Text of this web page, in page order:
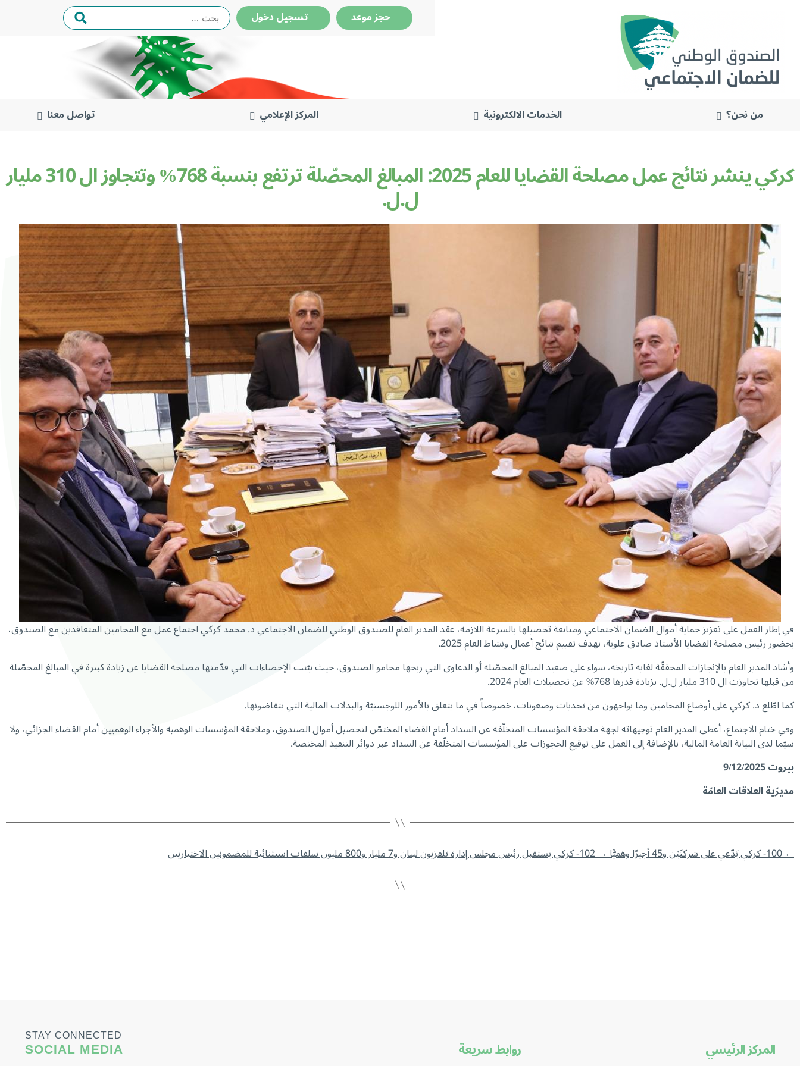
حجز موعد تسجيل دخول البحث
عن:
من نحن؟ الخدمات الالكترونية المركز الإعلامي
تواصل معنا
كركي ينشر نتائج عمل مصلحة القضايا للعام 2025: المبالغ المحصّلة ترتفع بنسبة 768% وتتجاوز ال 310 مليار
ل.ل.
في إطار العمل على تعزيز حماية أموال الضمان الاجتماعي ومتابعةتحصيلها بالسرعة اللازمة، عقد المدير العام للصندوق الوطني للضمان الاجتماعي د. محمد كركي اجتماع عمل مع المحامين المتعاقدين مع الصندوق،
بحضور رئيس مصلحة القضايا الأستاذ صادق علوية، بهدف تقييم نتائج أعمال ونشاط العام 2025.
وأشاد المدير العام بالإنجازات المحققّة لغاية تاريخه، سواء على صعيد المبالغ المحصّلة أو الدعاوى التي ربحها محامو الصندوق، حيث بيّنت الإحصاءات التي قدّمتها مصلحة القضايا عن زيادة كبيرة في المبالغ المحصّلة
من قبلها تجاوزت ال 310 مليار ل.ل. بزيادة قدرها 768% عن تحصيلات العام 2024.
كما اطّلع د. كركي على أوضاع المحامين وما يواجهون من تحديات وصعوبات، خصوصاً في ما يتعلق بالأمور اللوجستيّة والبدلات المالية التي يتقاضونها.
وفي ختام الاجتماع، أعطى المدير العام توجيهاته لجهة ملاحقة المؤسسات المتخلّفة عن السداد أمام القضاء المختصّ لتحصيل أموال الصندوق، وملاحقة المؤسسات الوهمية والأجراء الوهميين أمام القضاء الجزائي، ولا
سيّما لدى النيابة العامة المالية، بالإضافة إلى العمل على توقيع الحجوزات على المؤسسات المتخلّفة عن السداد عبر دوائر التنفيذ المختصة.
بيروت9/12/2025
مديرّية العلاقات العامّة
←100- كركي يَدّعي على شركتَيْن و45 أجيرًا وهميًّا →102- كركي يستقبل رئيس مجلس إدارة تلفزيون لبنان و7 مليار و800 مليون سلفات استثنائية للمضمونين الاختياريين
المركز الرئيسي روابط سريعة
STAY CONNECTED
SOCIAL MEDIA